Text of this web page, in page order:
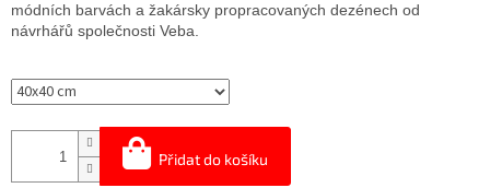
Přidat do košíku
módních barvách a žakársky propracovaných dezénech od
návrhářů společnosti Veba.